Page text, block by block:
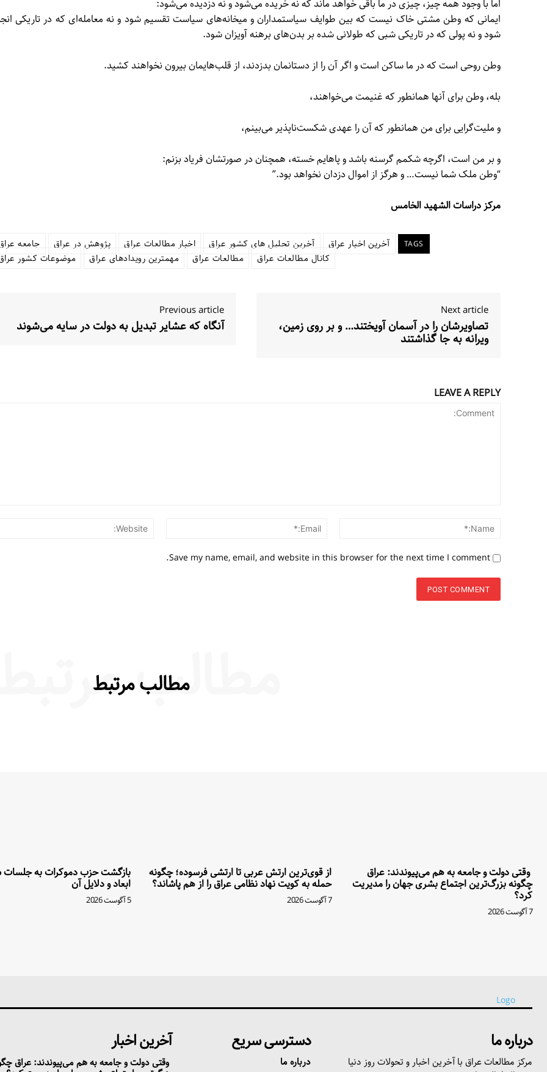
اما با وجود همه چیز، چیزی در ما باقی خواهد ماند که نه خریده می‌شود و نه دزدیده می‌شود:
ایمانی که وطن مشتی خاک نیست که بین طوایف سیاستمداران و میخانه‌های سیاست تقسیم شود و نه معامله‌ای که در تاریکی
شود و نه پولی که در تاریکی شبی که طولانی شده بر بدن‌های برهنه آویزان شود.
وطن روحی است که در ما ساکن است و اگر آن را از دستانمان بدزدند، از قلب‌هایمان بیرون نخواهند کشید.
بله، وطن برای آنها همانطور که غنیمت می‌خواهند،
و ملیت‌گرایی برای من همانطور که آن را عهدی شکست‌ناپذیر می‌بینم،
و بر من است، اگرچه شکمم گرسنه باشد و پاهایم خسته، همچنان در صورتشان فریاد بزنم:
“وطن ملک شما نیست… و هرگز از اموال دزدان نخواهد بود.”
مرکز دراسات الشهيد الخامس
TAGS آخرین اخبار عراق آخرین تحلیل های کشور عراق اخبار مطالعات عراق پژوهش در عراق
جامعه
کانال مطالعات عراق
مطالعات عراق مهمترین رویدادهای عراق موضوعات کشور
Previous article
آنگاه که عشایر تبدیل به دولت در سایه می‌شوند
Next article
تصاویرشان را در آسمان آویختند… و بر روی زمین،
ویرانه به جا گذاشتند
LEAVE A REPLY
Name:*
Save my name, email, and website in this browser for the next time I comment.
مطالب مرتبط
مطالب مرتبط
وقتی دولت و جامعه به هم می‌پیوندند: عراق
چگونه بزرگ‌ترین اجتماع بشری جهان را مدیریت
کرد؟
7 آگوست 2026
از قوی‌ترین ارتش عربی تا ارتشی فرسوده؛ چگونه
حمله به کویت نهاد نظامی عراق را از هم پاشاند؟
7 آگوست 2026
بازگشت حزب دموکرات به جلسات
ابعاد و دلایل آن
5 آگوست 2026
درباره ما
مرکز مطالعات عراق با آخرین اخبار و تحولات روز دنیا
دسترسی سریع
درباره ما
آخرین اخبار
وقتی دولت و جامعه به هم می‌پیوندند: عراق